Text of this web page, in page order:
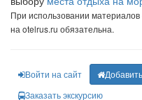
При использовании материалов
на otelrus.ru обязательна.
Войти на сайт
Заказать экскурсию